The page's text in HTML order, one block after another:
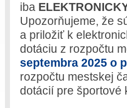
iba
Upozorňujeme, že
a priložiť k
dotáciu z rozpočtu
septembra 2025 o
rozpočtu mestskej
dotácií pre športové